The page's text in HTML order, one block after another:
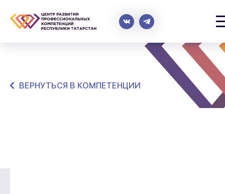
ВЕРНУТЬСЯ В КОМПЕТЕНЦИИ